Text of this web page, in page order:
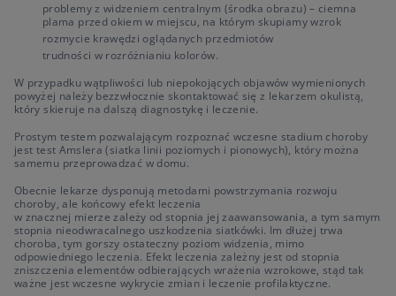
problemy z widzeniem centralnym (środka obrazu) – ciemna
plama przed okiem w miejscu, na którym skupiamy wzrok
rozmycie krawędzi oglądanych przedmiotów
trudności w rozróżnianiu kolorów.
W przypadku wątpliwości lub niepokojących objawów wymienionych
powyżej należy bezzwłocznie skontaktować się z lekarzem okulistą,
który skieruje na dalszą diagnostykę i leczenie.
Prostym testem pozwalającym rozpoznać wczesne stadium choroby
jest test Amslera (siatka linii poziomych i pionowych), który można
samemu przeprowadzać w domu.
Obecnie lekarze dysponują metodami powstrzymania rozwoju
choroby, ale końcowy efekt leczenia
w znacznej mierze zależy od stopnia jej zaawansowania, a tym samym
stopnia nieodwracalnego uszkodzenia siatkówki. Im dłużej trwa
choroba, tym gorszy ostateczny poziom widzenia, mimo
odpowiedniego leczenia. Efekt leczenia zależny jest od stopnia
zniszczenia elementów odbierających wrażenia wzrokowe, stąd tak
ważne jest wczesne wykrycie zmian i leczenie profilaktyczne.